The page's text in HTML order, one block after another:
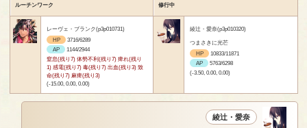
ルーチンワーク 修行中
レーヴェ・ブランク(p3p010731)
HP
3716/6289
AP
1144/2944
窒息(残り7) 体勢不利(残り7) 痺れ(残り
1) 感電(残り7) 毒(残り7) 出血(残り3) 致
命(残り7) 麻痺(残り3)
(-15.00, 0.00, 0.00)
綾辻・愛奈(p3p010320)
つまさきに光芒
HP
10833/11871
AP
5763/6298
(-3.50, 0.00, 0.00)
綾辻・愛奈